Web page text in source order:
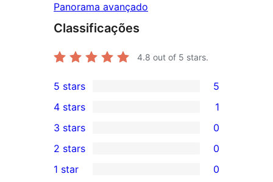
Panorama avançado
Classificações
4.8 out of 5 stars.
5
5-
star
reviews
5 stars 5
4-
star
review
4 stars 1
0
3-
star
3 stars 0
2-
2 stars 0
1 star 0